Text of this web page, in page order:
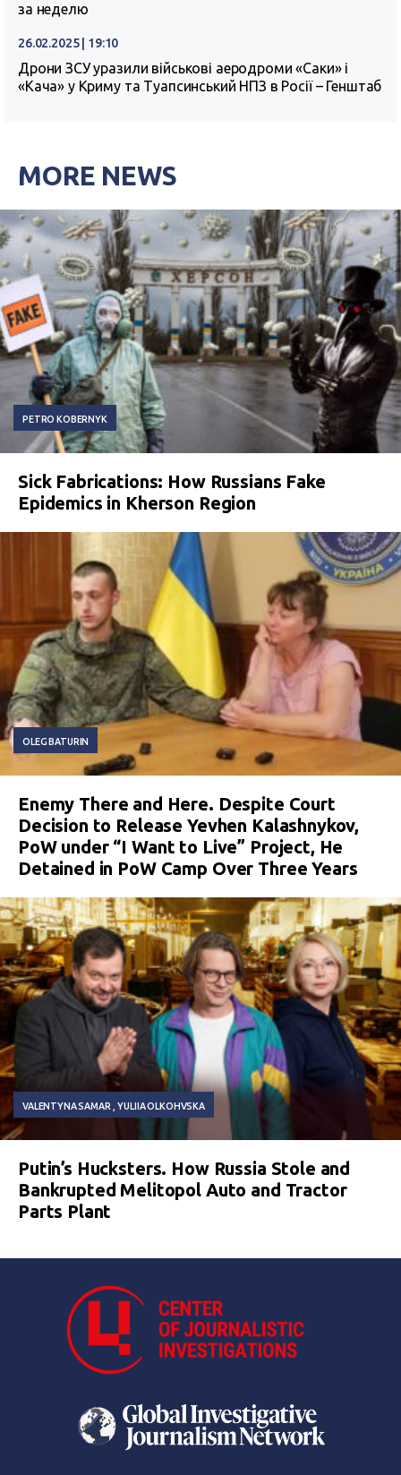
за неделю
26.02.2025 | 19:10
Дрони ЗСУ уразили військові аеродроми «Саки» і
«Кача» у Криму та Туапсинський НПЗ в Росії – Генштаб
MORE NEWS
PETRO KOBERNYK
Sick Fabrications: How Russians Fake
Epidemics in Kherson Region
OLEG BATURIN
Enemy There and Here. Despite Court
Decision to Release Yevhen Kalashnykov,
PoW under “I Want to Live” Project, He
Detained in PoW Camp Over Three Years
VALENTYNA SAMAR YULIIA OLKOHVSKA
Putin’s Hucksters. How Russia Stole and
Bankrupted Melitopol Auto and Tractor
Parts Plant